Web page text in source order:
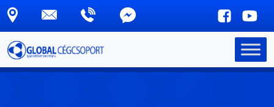
Skip to main content